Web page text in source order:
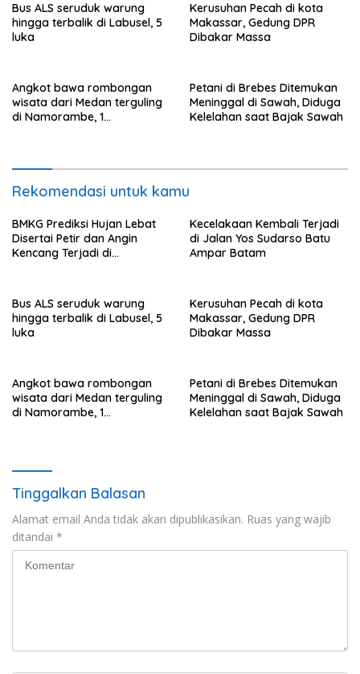
Bus ALS seruduk warung
hingga terbalik di Labusel, 5
luka
Kerusuhan Pecah di kota
Makassar, Gedung DPR
Dibakar Massa
Angkot bawa rombongan
wisata dari Medan terguling
di Namorambe, 1
Petani di Brebes Ditemukan
Meninggal di Sawah, Diduga
Kelelahan saat Bajak Sawah
Rekomendasi untuk kamu
BMKG Prediksi Hujan Lebat
Disertai Petir dan Angin
Kencang Terjadi di
Kecelakaan Kembali Terjadi
di Jalan Yos Sudarso Batu
Ampar Batam
Bus ALS seruduk warung
hingga terbalik di Labusel, 5
luka
Kerusuhan Pecah di kota
Makassar, Gedung DPR
Dibakar Massa
Angkot bawa rombongan
wisata dari Medan terguling
di Namorambe, 1
Petani di Brebes Ditemukan
Meninggal di Sawah, Diduga
Kelelahan saat Bajak Sawah
Tinggalkan Balasan
Alamat email Anda tidak akan dipublikasikan. Ruas yang wajib
ditandai *